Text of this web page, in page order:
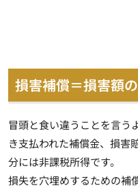
損害補償＝損害額
冒頭と食い違うことを言う
き支払われた補償金、損害
分には非課税所得です。
損失を穴埋めするための補